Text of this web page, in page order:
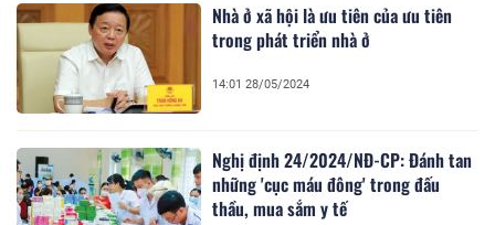
Nhà ở xã hội là ưu tiên của ưu tiên
trong phát triển nhà ở
14:01 28/05/2024
Nghị định 24/2024/NĐ-CP: Đánh tan
những 'cục máu đông' trong đấu
thầu, mua sắm y tế